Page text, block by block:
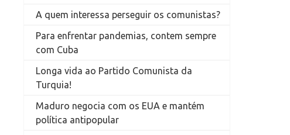
A quem interessa perseguir os comunistas?
Para enfrentar pandemias, contem sempre
com Cuba
Longa vida ao Partido Comunista da
Turquia!
Maduro negocia com os EUA e mantém
política antipopular